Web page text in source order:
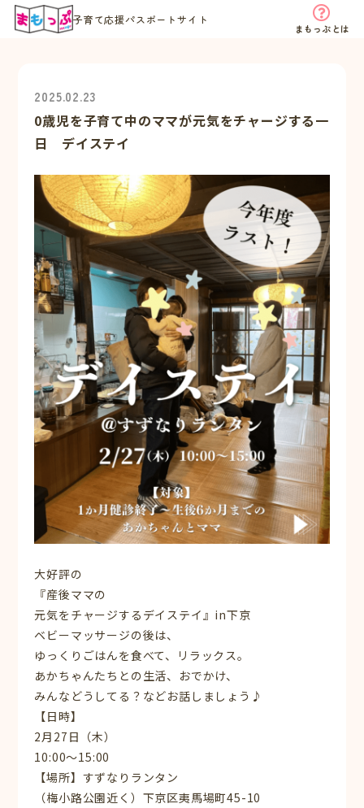
子育て応援パスポートサイト
まもっぷとは
2025.02.23
0歳児を子育て中のママが元気をチャージする一
日 デイステイ
大好評の
『産後ママの
元気をチャージするデイステイ』in下京
ベビーマッサージの後は、
ゆっくりごはんを食べて、リラックス。
あかちゃんたちとの生活、おでかけ、
みんなどうしてる？などお話しましょう♪
【日時】
2月27日（木）
10:00〜15:00
【場所】すずなりランタン
（梅小路公園近く）下京区夷馬場町45-10